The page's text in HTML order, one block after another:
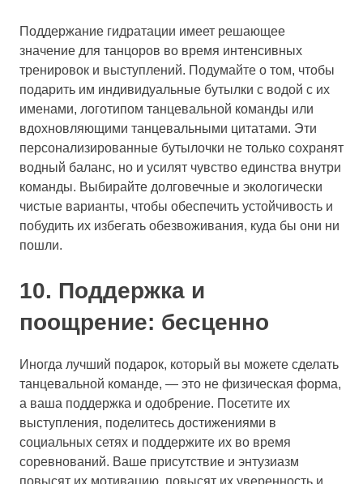
Поддержание гидратации имеет решающее
значение для танцоров во время интенсивных
тренировок и выступлений. Подумайте о том, чтобы
подарить им индивидуальные бутылки с водой с их
именами, логотипом танцевальной команды или
вдохновляющими танцевальными цитатами. Эти
персонализированные бутылочки не только сохранят
водный баланс, но и усилят чувство единства внутри
команды. Выбирайте долговечные и экологически
чистые варианты, чтобы обеспечить устойчивость и
побудить их избегать обезвоживания, куда бы они ни
пошли.
10. Поддержка и
поощрение: бесценно
Иногда лучший подарок, который вы можете сделать
танцевальной команде, — это не физическая форма,
а ваша поддержка и одобрение. Посетите их
выступления, поделитесь достижениями в
социальных сетях и поддержите их во время
соревнований. Ваше присутствие и энтузиазм
повысят их мотивацию, повысят их уверенность и